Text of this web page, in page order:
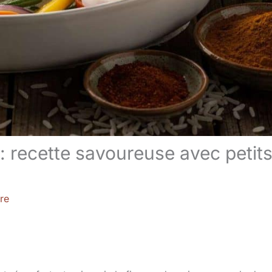
recette savoureuse avec petits